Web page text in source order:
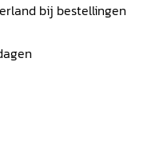
bij bestellingen